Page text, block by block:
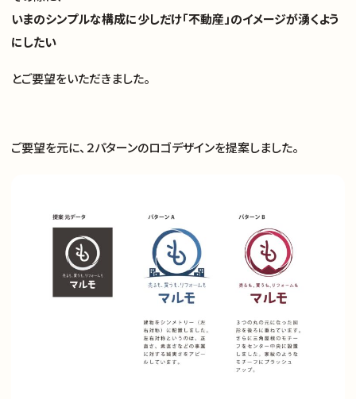
いまのシンプルな構成に少しだけ「不動産」のイメージが湧くよう
にしたい
とご要望をいただきました。
ご要望を元に、２パターンのロゴデザインを提案しました。